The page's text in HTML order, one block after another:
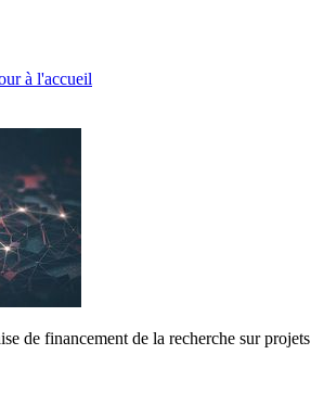
de financement de la recherche sur projets